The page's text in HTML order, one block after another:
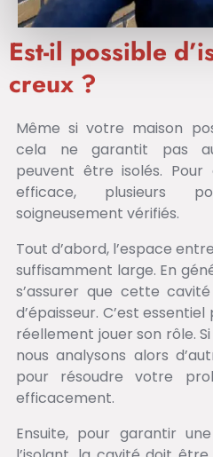
Est-il possible
creux ?
Même si votre maison
cela ne garantit pas
peuvent être isolés.
efficace, plusieurs
soigneusement vérifiés.
Tout d’abord, l’espace
suffisamment large. En
s’assurer que cette
d’épaisseur. C’est
réellement jouer son rôle.
nous analysons alors
pour résoudre votre
efficacement.
Ensuite, pour garantir